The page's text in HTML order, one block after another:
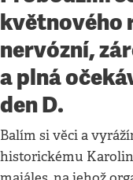
květnového
nervózní,
a plná
den D.
Balím si věci a
historickému